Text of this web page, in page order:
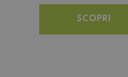
SCOPRI